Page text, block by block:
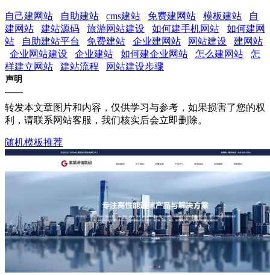
自己建网站 自助建站 cms建站 免费建网站 模板建站
自
建网站
建站源码 旅游网站建设 如何建手机网站
如何建网
站
自助建站平台 免费建站 企业建网站 网站建设
建网站
企业网站建设
企业建站 如何建企业网站 怎么建网站
怎
样建立网站
建站流程 网站建设步骤
声明
转发本文章图片和内容，仅供学习与参考，如果损害了您的权
利，请联系网站客服，我们核实后会立即删除。
随机模板推荐